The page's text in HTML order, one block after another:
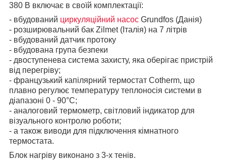
380 В включає в своїй комплектації:
- вбудований циркуляційний насос Grundfos (Данія)
- розширювальний бак Zilmet (Італія) на 7 літрів
- вбудований датчик протоку
- вбудована група безпеки
- двоступенева система захисту, яка оберігає пристрій
від перегріву;
- французький капілярний термостат Cotherm, що
плавно регулює температуру теплоносія системи в
діапазоні 0 - 90°С;
- аналоговий термометр, світловий індикатор для
візуального контролю роботи;
- а також виводи для підключення кімнатного
термостата.
Блок нагріву виконано з 3-х тенів.